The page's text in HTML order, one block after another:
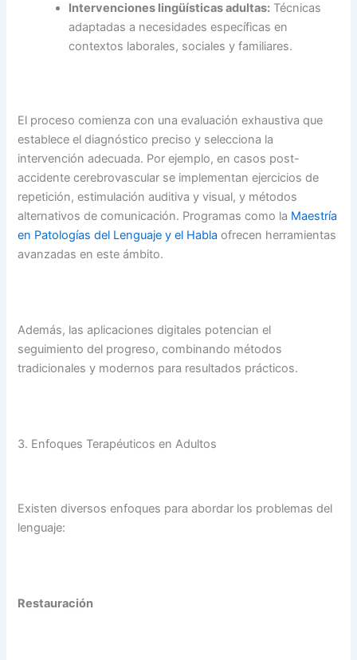
Intervenciones lingüísticas adultas: Técnicas
adaptadas a necesidades específicas en
contextos laborales, sociales y familiares.
El proceso comienza con una evaluación exhaustiva que
establece el diagnóstico preciso y selecciona la
intervención adecuada. Por ejemplo, en casos post-
accidente cerebrovascular se implementan ejercicios de
repetición, estimulación auditiva y visual, y métodos
alternativos de comunicación. Programas como la Maestría
en Patologías del Lenguaje y el Habla ofrecen herramientas
avanzadas en este ámbito.
Además, las aplicaciones digitales potencian el
seguimiento del progreso, combinando métodos
tradicionales y modernos para resultados prácticos.
3. Enfoques Terapéuticos en Adultos
Existen diversos enfoques para abordar los problemas del
lenguaje:
Restauración